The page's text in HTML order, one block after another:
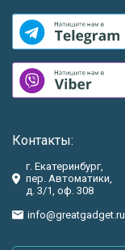
Контакты:
г. Екатеринбург,
пер. Автоматики,
д. 3/1, оф. 308
info@greatgadget.ru